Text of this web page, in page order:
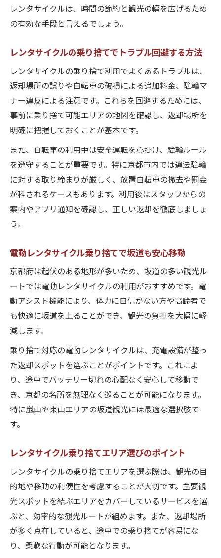
レンタサイクルは、時間の節約と観光の幅を広げるため
の有効な手段と言えるでしょう。
レンタサイクルの乗り捨てでトラブル回避する方法
レンタサイクルの乗り捨て利用でよくあるトラブルは、
返却場所の誤りや自転車の破損による追加料金、駐輪マ
ナー違反による注意です。これらを回避するためには、
事前に乗り捨て可能エリアの地図を確認し、返却場所を
明確に把握しておくことが基本です。
また、自転車の利用中は安全運転を心掛け、駐輪ルール
を遵守することが重要です。特に京都市内では違法駐輪
に対する取り締まりが厳しく、放置自転車の撤去や罰金
が科されるケースもあります。利用後はスタッフからの
案内やアプリ通知を確認し、正しい返却を徹底しましょ
う。
電動レンタサイクル乗り捨てで坂道も安心移動
京都府は起伏のある地形が多いため、坂道の多い観光ル
ートでは電動レンタサイクルの利用がおすすめです。電
動アシスト機能により、体力に自信がない方や高齢者で
も快適に坂道を上ることができ、観光の負担を大幅に軽
減します。
乗り捨て対応の電動レンタサイクルは、充電設備が整っ
た返却スポットを選ぶことがポイントです。これによ
り、途中でバッテリー切れの心配なく安心して移動で
き、京都の名所を無理なく巡ることが可能になります。
特に嵐山や東山エリアの坂道観光には最適な選択肢で
す。
レンタサイクル乗り捨てエリア選びのポイント
レンタサイクルの乗り捨てエリアを選ぶ際は、観光の目
的地や移動の利便性を考慮することが大切です。主要観
光スポットを結ぶエリアをカバーしているサービスを選
ぶと、効率的な観光ルートが組めます。また、返却場所
が多く点在していると、途中での乗り捨てが容易にな
り、柔軟な行動が可能となります。